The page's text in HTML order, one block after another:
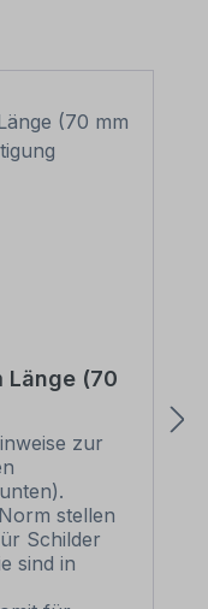
Länge (70
zur
stellen
Schilder
sind in